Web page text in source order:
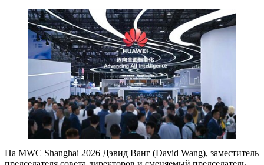
На MWC Shanghai 2026 Дэвид Ванг (David Wang), заместитель